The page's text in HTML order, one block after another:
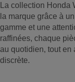
La collection
la marque grâce à
gamme et une
raffinées, chaque
au quotidien, tout en
discrète.